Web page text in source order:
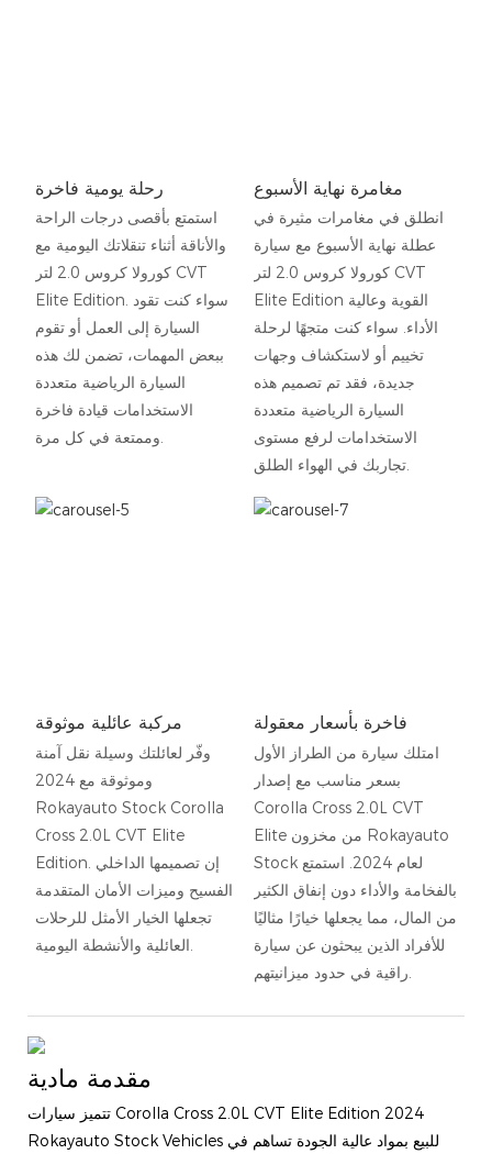
رحلة يومية فاخرة
استمتع بأقصى درجات الراحة
والأناقة أثناء تنقلاتك اليومية مع
كورولا كروس 2.0 لتر CVT
Elite Edition. سواء كنت تقود
السيارة إلى العمل أو تقوم
ببعض المهمات، تضمن لك هذه
السيارة الرياضية متعددة
الاستخدامات قيادة فاخرة
وممتعة في كل مرة.
مغامرة نهاية الأسبوع
انطلق في مغامرات مثيرة في
عطلة نهاية الأسبوع مع سيارة
كورولا كروس 2.0 لتر CVT
Elite Edition القوية وعالية
الأداء. سواء كنت متجهًا لرحلة
تخييم أو لاستكشاف وجهات
جديدة، فقد تم تصميم هذه
السيارة الرياضية متعددة
الاستخدامات لرفع مستوى
تجاربك في الهواء الطلق.
مركبة عائلية موثوقة
وفّر لعائلتك وسيلة نقل آمنة
وموثوقة مع 2024
Rokayauto Stock Corolla
Cross 2.0L CVT Elite
Edition. إن تصميمها الداخلي
الفسيح وميزات الأمان المتقدمة
تجعلها الخيار الأمثل للرحلات
فاخرة بأسعار معقولة
امتلك سيارة من الطراز الأول
بسعر مناسب مع إصدار
Corolla Cross 2.0L CVT
Elite من مخزون Rokayauto
Stock لعام 2024. استمتع
بالفخامة والأداء دون إنفاق الكثير
من المال، مما يجعلها خيارًا مثاليًا
للأفراد الذين يبحثون عن سيارة
مقدمة مادية
تتميز سيارات Corolla Cross 2.0L CVT Elite Edition 2024
Rokayauto Stock Vehicles للبيع بمواد عالية الجودة تساهم في